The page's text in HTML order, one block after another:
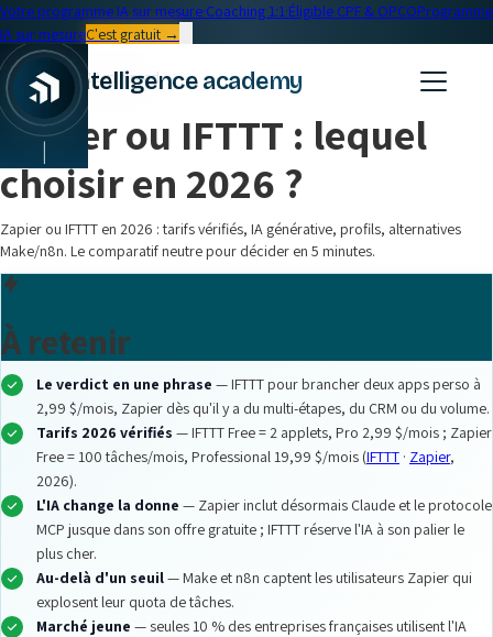
Votre programme IA sur mesure·Coaching 1:1·Éligible CPF & OPCOProgramme
IA sur mesureC'est gratuit →
intelligence academy
← Blog
Formation IA• 12 min read
Zapier ou IFTTT : lequel
choisir en 2026 ?
Zapier ou IFTTT en 2026 : tarifs vérifiés, IA générative, profils, alternatives
Make/n8n. Le comparatif neutre pour décider en 5 minutes.
À retenir
Le verdict en une phrase — IFTTT pour brancher deux apps perso à
2,99 $/mois, Zapier dès qu'il y a du multi-étapes, du CRM ou du volume.
Tarifs 2026 vérifiés — IFTTT Free = 2 applets, Pro 2,99 $/mois ; Zapier
Free = 100 tâches/mois, Professional 19,99 $/mois (IFTTT · Zapier,
2026).
L'IA change la donne — Zapier inclut désormais Claude et le protocole
MCP jusque dans son offre gratuite ; IFTTT réserve l'IA à son palier le
plus cher.
Au-delà d'un seuil— Make et n8n captent les utilisateurs Zapier qui
explosent leur quota de tâches.
Marché jeune — seules 10 % des entreprises françaises utilisent l'IA